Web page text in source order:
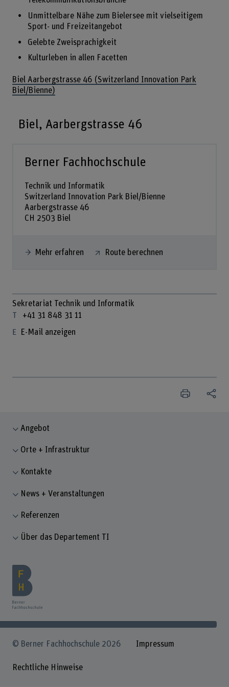
Unmittelbare Nähe zum Bielersee mit vielseitigem
Sport- und Freizeitangebot
Gelebte Zweisprachigkeit
Kulturleben in allen Facetten
Biel Aarbergstrasse 46 (Switzerland Innovation Park
Biel/Bienne)
Biel, Aarbergstrasse 46
Berner Fachhochschule
Technik und Informatik
Switzerland Innovation Park Biel/Bienne
Aarbergstrasse 46
CH 2503 Biel
Mehr erfahren Route berechnen
Sekretariat Technik und Informatik
+41 31 848 31 11
E-Mail anzeigen
Angebot
Orte + Infrastruktur
Kontakte
News + Veranstaltungen
Referenzen
Über das Departement TI
© Berner Fachhochschule 2026 Impressum
Rechtliche Hinweise